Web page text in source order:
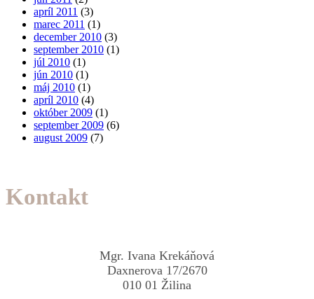
apríl 2011 (3)
marec 2011 (1)
december 2010 (3)
september 2010 (1)
júl 2010 (1)
jún 2010 (1)
máj 2010 (1)
apríl 2010 (4)
október 2009 (1)
september 2009 (6)
august 2009 (7)
Kontakt
Mgr. Ivana Krekáňová
Daxnerova 17/2670
010 01 Žilina